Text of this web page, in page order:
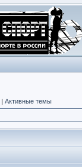
| Активные темы